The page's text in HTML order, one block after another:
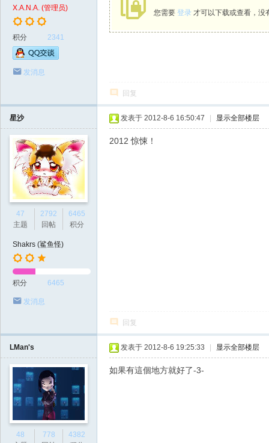
X.A.N.A. (管理员)
积分 2341
发消息
您需要 登录 才可以下载或查看，没
回复
星沙
47
主题
2792
回帖
6465
积分
Shakrs (鲨鱼怪)
积分 6465
发消息
发表于 2012-8-6 16:50:47 显示全部楼层
2012 惊悚！
回复
LMan's
48
778
4382
发表于 2012-8-6 19:25:33 显示全部楼层
如果有這個地方就好了-3-